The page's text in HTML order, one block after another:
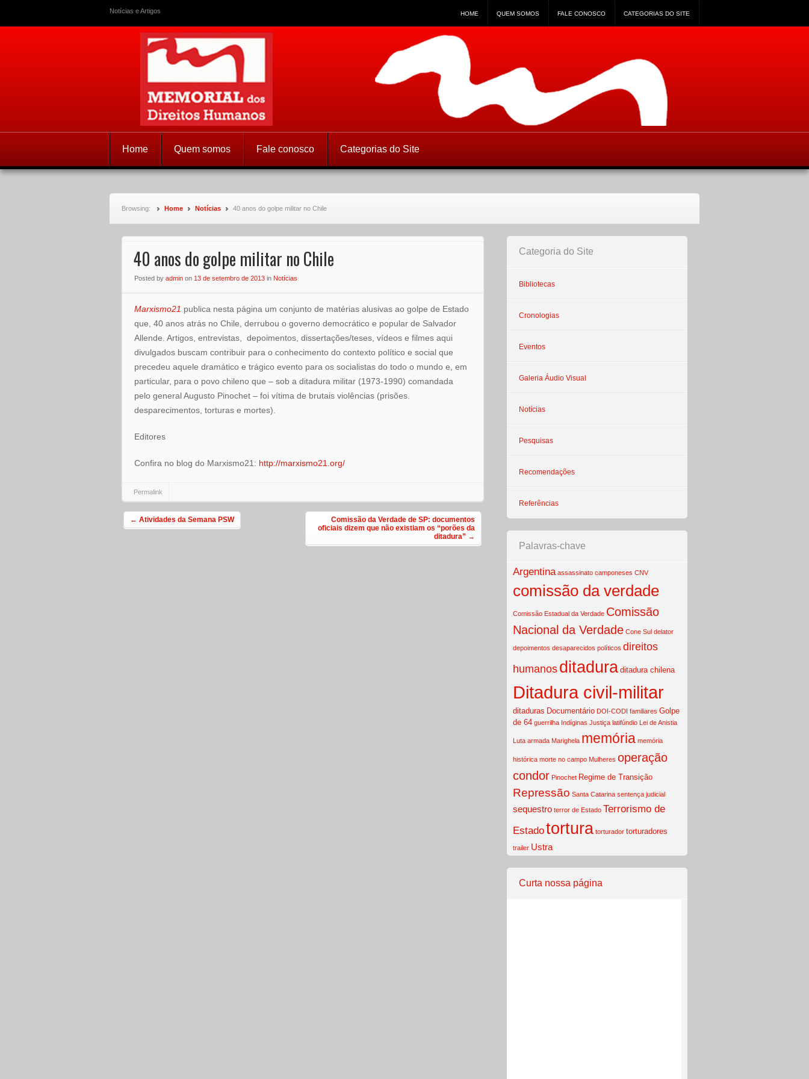
Notícias e Artigos HOME QUEM SOMOS FALE CONOSCO CATEGORIAS DO SITE
Memorial dos Direitos Humanos
Home Quem somos Fale conosco Categorias do Site
Browsing: Home Notícias 40 anos do golpe militar no Chile
40 anos do golpe militar no Chile
Posted by admin on 13 de setembro de 2013 in Notícias
Marxismo21 publica nesta página um conjunto de matérias alusivas ao golpe de Estado
que, 40 anos atrás no Chile, derrubou o governo democrático e popular de Salvador
Allende. Artigos, entrevistas, depoimentos, dissertações/teses, vídeos e filmes aqui
divulgados buscam contribuir para o conhecimento do contexto político e social que
precedeu aquele dramático e trágico evento para os socialistas do todo o mundo e, em
particular, para o povo chileno que – sob a ditadura militar (1973-1990) comandada
pelo general Augusto Pinochet – foi vítima de brutais violências (prisões.
desparecimentos, torturas e mortes).
Editores
Confira no blog do Marxismo21: http://marxismo21.org/
Permalink
Post navigation
← Atividades da Semana PSW
Comissão da Verdade de SP: documentos
oficiais dizem que não existiam os “porões da
ditadura” →
Categoria do Site
Bibliotecas
Cronologias
Eventos
Galeria Áudio Visual
Notícias
Pesquisas
Recomendações
Referências
Palavras-chave
Argentina assassinato camponeses CNV
comissão da verdade
Comissão Estadual da Verdade Comissão
Nacional da Verdade Cone Sul delator
depoimentos desaparecidos políticos direitos
humanos ditadura ditadura chilena
Ditadura civil-militar
ditaduras Documentário DOI-CODI familiares Golpe
de 64 guerrilha Indíginas Justiça latifúndio Lei de Anistia
Luta armada Marighela memória memória
histórica morte no campo Mulheres operação
condor Pinochet Regime de Transição
Repressão Santa Catarina sentença judicial
sequestro terror de Estado Terrorismo de
Estadotortura torturador torturadores
trailer Ustra
Curta nossa página